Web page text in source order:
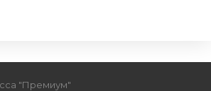
"Премиум"